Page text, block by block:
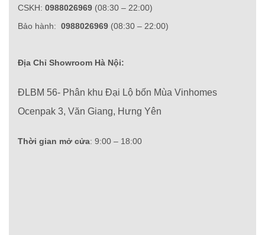
CSKH: 0988026969 (08:30 – 22:00)
Bảo hành: 0988026969 (08:30 – 22:00)
Địa Chỉ Showroom Hà Nội:
ĐLBM 56- Phân khu Đại Lộ bốn Mùa Vinhomes
Ocenpak 3, Văn Giang, Hưng Yên
Thời gian mở cửa: 9:00 – 18:00